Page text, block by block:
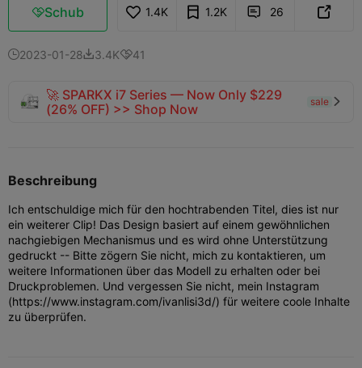
Schub 1.4K 1.2K  26 
2023-01-283.4K41
🚀 SPARKX i7 Series — Now Only $229
(26% OFF) >> Shop Now
sale 
Beschreibung
Ich entschuldige mich für den hochtrabenden Titel, dies ist nur
ein weiterer Clip! Das Design basiert auf einem gewöhnlichen
nachgiebigen Mechanismus und es wird ohne Unterstützung
gedruckt -- Bitte zögern Sie nicht, mich zu kontaktieren, um
weitere Informationen über das Modell zu erhalten oder bei
Druckproblemen. Und vergessen Sie nicht, mein Instagram
(https://www.instagram.com/ivanlisi3d/) für weitere coole Inhalte
zu überprüfen.